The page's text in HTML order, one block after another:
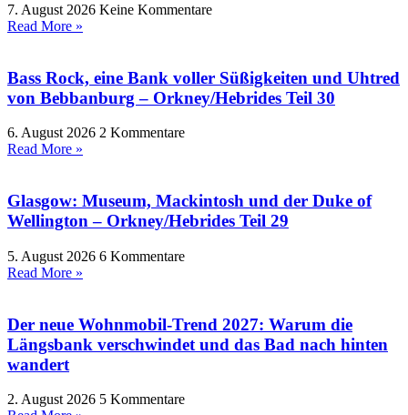
7. August 2026 Keine Kommentare
Read More »
Bass Rock, eine Bank voller Süßigkeiten und Uhtred
von Bebbanburg – Orkney/Hebrides Teil 30
6. August 2026 2 Kommentare
Read More »
Glasgow: Museum, Mackintosh und der Duke of
Wellington – Orkney/Hebrides Teil 29
5. August 2026 6 Kommentare
Read More »
Der neue Wohnmobil-Trend 2027: Warum die
Längsbank verschwindet und das Bad nach hinten
wandert
2. August 2026 5 Kommentare